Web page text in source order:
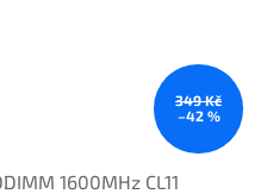
349 Kč
–42 %
1600MHz CL11